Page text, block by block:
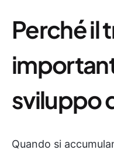
Perché il
sviluppo
Quando si